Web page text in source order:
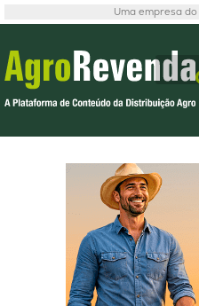
Uma empresa do